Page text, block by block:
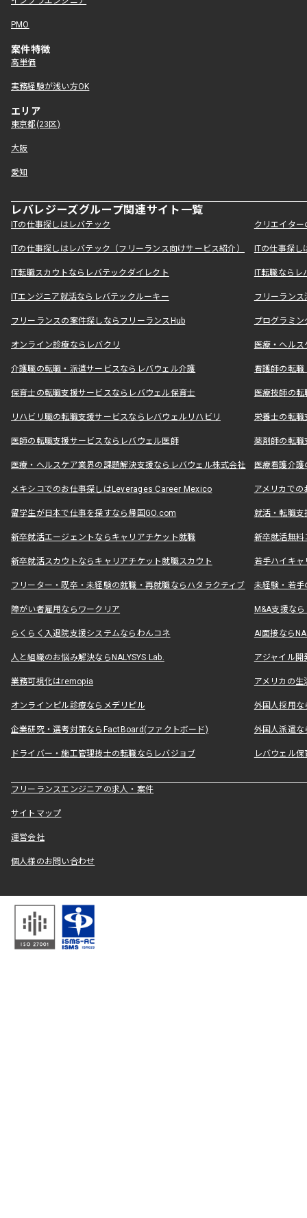
PMO
案件特徴
高単価
実務経験が浅い方OK
エリア
東京都(23区)
大阪
愛知
レバレジーズグループ関連サイト一覧
ITの仕事探しはレバテック クリエイタ
ITの仕事探しはレバテック（フリーランス向けサービス紹介） ITの仕事探
IT転職スカウトならレバテックダイレクト IT転職なら
ITエンジニア就活ならレバテックルーキー フリーラン
フリーランスの案件探しならフリーランスHub プログラミ
オンライン診療ならレバクリ 医療・ヘル
介護職の転職・派遣サービスならレバウェル介護 看護師の転
保育士の転職支援サービスならレバウェル保育士 医療技師の
リハビリ職の転職支援サービスならレバウェルリハビリ 栄養士の転
医師の転職支援サービスならレバウェル医師 薬剤師の転
医療・ヘルスケア業界の課題解決支援ならレバウェル株式会社 医療看護介
メキシコでのお仕事探しはLeverages Career Mexico アメリカで
留学生が日本で仕事を探すなら帰国GO.com 就活・転職
新卒就活エージェントならキャリアチケット就職 新卒就活無料
新卒就活スカウトならキャリアチケット就職スカウト 若手ハイキ
フリーター・既卒・未経験の就職・再就職ならハタラクティブ 未経験・若手
障がい者雇用ならワークリア M&A支援な
らくらく入退院支援システムならわんコネ AI面接なら
人と組織のお悩み解決ならNALYSYS Lab. アジャイル
業務可視化はremopia アメリカの
オンラインピル診療ならメデリピル 外国人採用
企業研究・選考対策ならFactBoard(ファクトボード) 外国人派遣な
ドライバー・施工管理技士の転職ならレバジョブ レバウェル
フリーランスエンジニアの求人・案件
サイトマップ
運営会社
個人様のお問い合わせ